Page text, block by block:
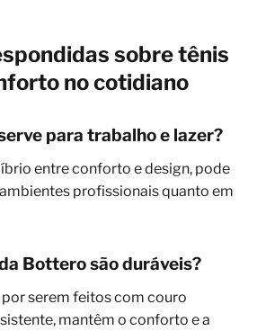
sobre tênis
no cotidiano
para trabalho e lazer?
entre conforto e design, pode
profissionais quanto em
Bottero são duráveis?
serem feitos com couro
mantêm o conforto e a